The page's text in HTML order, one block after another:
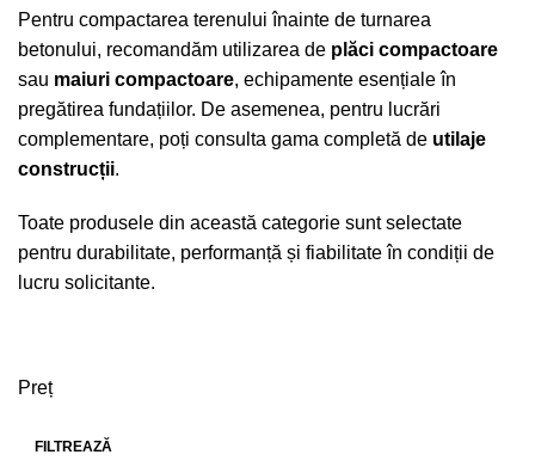
Preț
FILTREAZĂ
Pentru compactarea terenului înainte de turnarea
betonului, recomandăm utilizarea de plăci compactoare
sau maiuri compactoare, echipamente esențiale în
pregătirea fundațiilor. De asemenea, pentru lucrări
complementare, poți consulta gama completă de utilaje
construcții.
Toate produsele din această categorie sunt selectate
pentru durabilitate, performanță și fiabilitate în condiții de
lucru solicitante.